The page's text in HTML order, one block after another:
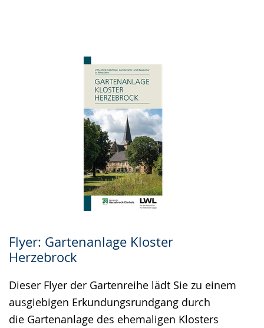
Flyer: Gartenanlage Kloster
Herzebrock
Dieser Flyer der Gartenreihe lädt Sie zu einem
ausgiebigen Erkundungsrundgang durch
die Gartenanlage des ehemaligen Klosters